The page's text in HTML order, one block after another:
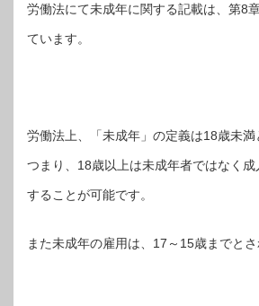
労働法にて未成年に関する記載は、第8
ています。
労働法上、「未成年」の定義は18歳未満
つまり、18歳以上は未成年者ではなく成
することが可能です。
また未成年の雇用は、17～15歳までとさ